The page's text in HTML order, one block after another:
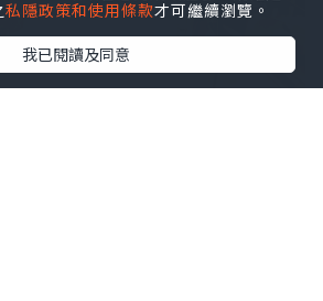
私隱政策和使用條款才可繼續瀏覽。
我已閱讀及同意